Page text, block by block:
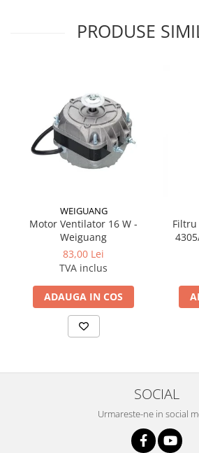
PRODUSE
WEIGUANG
Motor Ventilator 16 W -
Weiguang
83,00 Lei
TVA inclus
ADAUGA IN COS
SOCIAL
Urmareste-ne in social